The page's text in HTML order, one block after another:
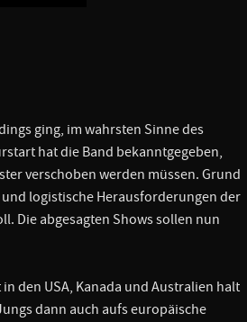
ging, im wahrsten Sinne des
hat die Band bekanntgegeben,
verschoben werden müssen. Grund
logistische Herausforderungen der
Die abgesagten Shows sollen nun
den USA, Kanada und Australien halt
dann auch aufs europäische